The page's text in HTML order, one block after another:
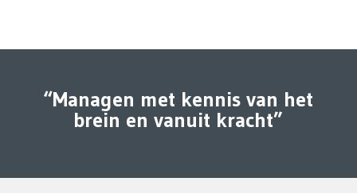
“Managen met kennis van het
brein en vanuit kracht”